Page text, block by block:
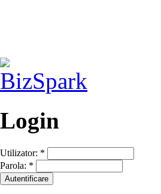
Login
Utilizator: *
Parola: *